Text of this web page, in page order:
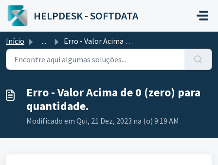
Ir para o conteúdo principal
HELPDESK - SOFTDATA
Início ... Erro - Valor Acima de 0 (zero) para quantidade.
Erro - Valor Acima de 0 (zero) para
quantidade.
Modificado em Qui, 21 Dez, 2023 na (o) 9:19 AM